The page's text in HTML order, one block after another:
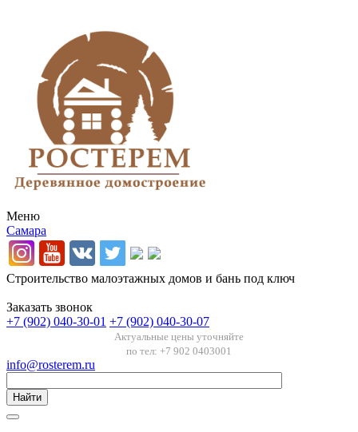
Меню
Самара
Строительство малоэтажных домов и бань под ключ
Заказать звонок
+7 (902) 040-30-01 +7 (902) 040-30-07
Актуальные цены уточняйте
по тел: +7 902 0403001
info@rosterem.ru
Найти